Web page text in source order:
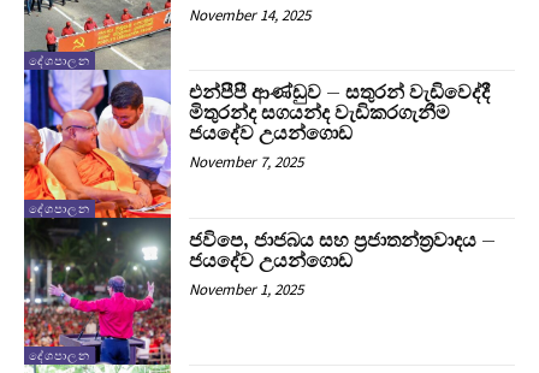
දේශපාලන
November 14, 2025
දේශපාලන
එන්පීපී ආණ්ඩුව – සතුරන් වැඩිවෙද්දී
මිතුරන්ද සගයන්ද වැඩිකරගැනීම
ජයදේව උයන්ගොඩ
November 7, 2025
දේශපාලන
ජවිපෙ, ජාජබය සහ ප්‍රජාතන්ත්‍රවාදය –
ජයදේව උයන්ගොඩ
November 1, 2025